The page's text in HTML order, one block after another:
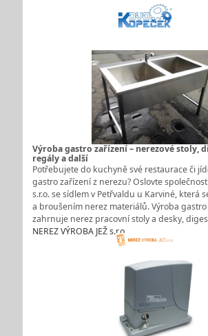
Výroba gastro zařízení – nerezové stoly,
regály a další
Potřebujete do kuchyně své restaurace či
gastro zařízení z nerezu? Oslovte společnost
s.r.o. se sídlem v Petřvaldu u Karviné, která
a broušením nerez materiálů. Výroba
zahrnuje nerez pracovní stoly a desky,
NEREZ VÝROBA JEŽ s.r.o.